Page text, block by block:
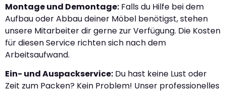
Montage und Demontage: Falls du Hilfe bei dem
Aufbau oder Abbau deiner Möbel benötigst, stehen
unsere Mitarbeiter dir gerne zur Verfügung. Die Kosten
für diesen Service richten sich nach dem
Arbeitsaufwand.
Ein- und Auspackservice: Du hast keine Lust oder
Zeit zum Packen? Kein Problem! Unser professionelles